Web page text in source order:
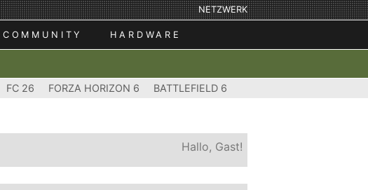
NETZWERK
COMMUNITY HARDWARE
FC 26 FORZA HORIZON 6 BATTLEFIELD 6
Hallo, Gast!